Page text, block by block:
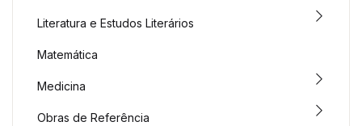
Literatura e Estudos Literários
Matemática
Medicina
Obras de Referência